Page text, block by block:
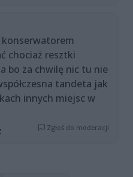
chociaż resztki
bo za chwilę nic tu nie
tandeta jak
innych miejsc w
Zgłoś do moderacji